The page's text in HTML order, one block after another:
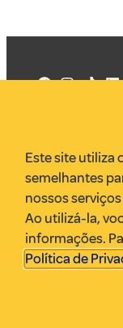
VR Assessoria
Parcerias
Envie uma
Anuncie
Este site utiliza
semelhantes
nossos
Ao utilizá-la,
informações.
Política de